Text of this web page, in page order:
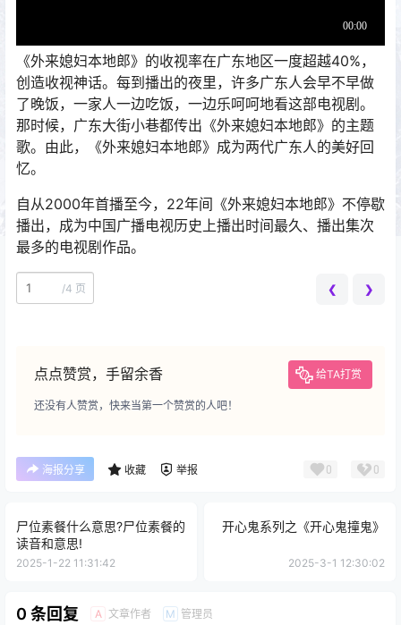
《外来媳妇本地郎》的收视率在广东地区一度超越40%，
创造收视神话。每到播出的夜里，许多广东人会早不早做
了晚饭，一家人一边吃饭，一边乐呵呵地看这部电视剧。
那时候，广东大街小巷都传出《外来媳妇本地郎》的主题
歌。由此，《外来媳妇本地郎》成为两代广东人的美好回
忆。
自从2000年首播至今，22年间《外来媳妇本地郎》不停歇
播出，成为中国广播电视历史上播出时间最久、播出集次
最多的电视剧作品。
/4 页 ❮ ❯
点点赞赏，手留余香 给TA打赏
还没有人赞赏，快来当第一个赞赏的人吧！
海报分享 收藏 举报 0 0
尸位素餐什么意思?尸位素餐的
读音和意思!
2025-1-22 11:31:42
开心鬼系列之《开心鬼撞鬼》
2025-3-1 12:30:02
0 条回复 A 文章作者 M 管理员